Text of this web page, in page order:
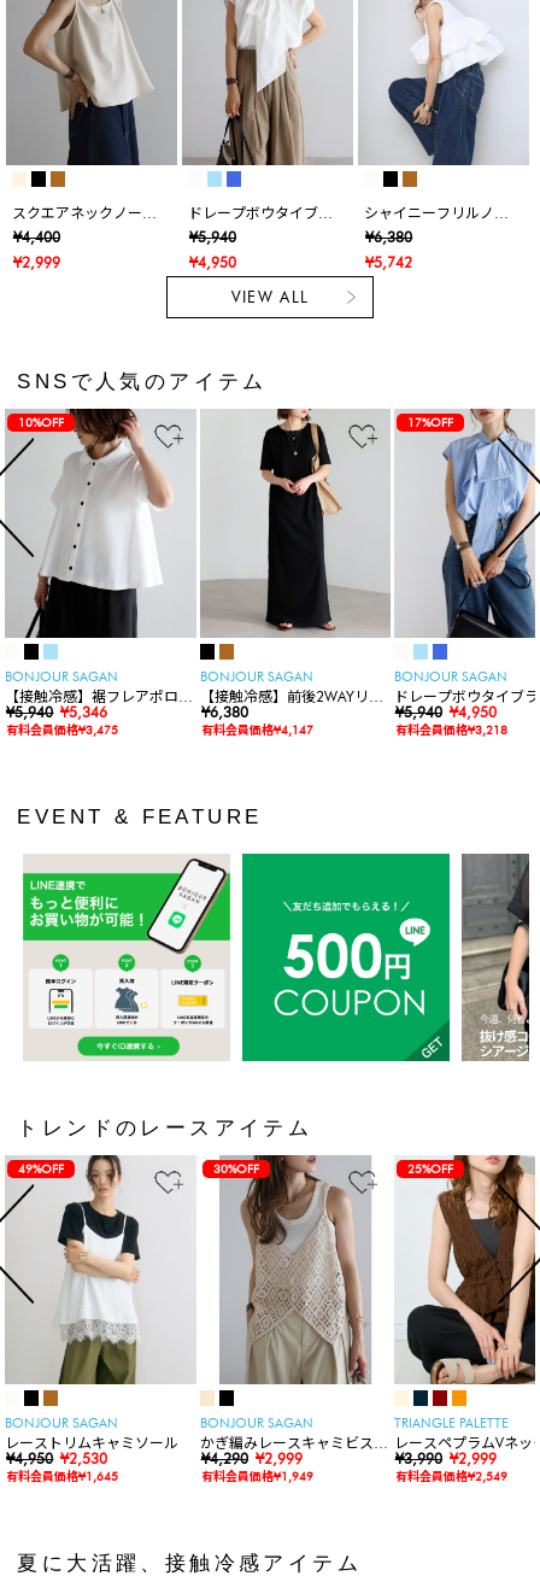
スクエアネックノース
リブラウス
¥4,400
¥2,999
ドレープボウタイブラ
ウス
¥5,940
¥4,950
シャイニーフリルノー
スリTシャツ
¥6,380
¥5,742
VIEW ALL
SNSで人気のアイテム
10%OFF
BONJOUR SAGAN
【接触冷感】裾フレアポロシ
ャツ
¥5,940 ¥5,346
有料会員価格¥3,475
BONJOUR SAGAN
【接触冷感】前後2WAYリブ
カットワンピース
¥6,380
有料会員価格¥4,147
17%OFF
BONJOUR SAGAN
ドレープボウタイブ
ス
¥5,940 ¥4,950
有料会員価格¥3,218
EVENT & FEATURE
トレンドのレースアイテム
49%OFF
BONJOUR SAGAN
レーストリムキャミソール
¥4,950 ¥2,530
有料会員価格¥1,645
30%OFF
BONJOUR SAGAN
かぎ編みレースキャミビスチ
ェ
¥4,290 ¥2,999
有料会員価格¥1,949
25%OFF
TRIANGLE PALETTE
レースペプラムVネッ
ト
¥3,990 ¥2,999
有料会員価格¥2,549
夏に大活躍、接触冷感アイテム